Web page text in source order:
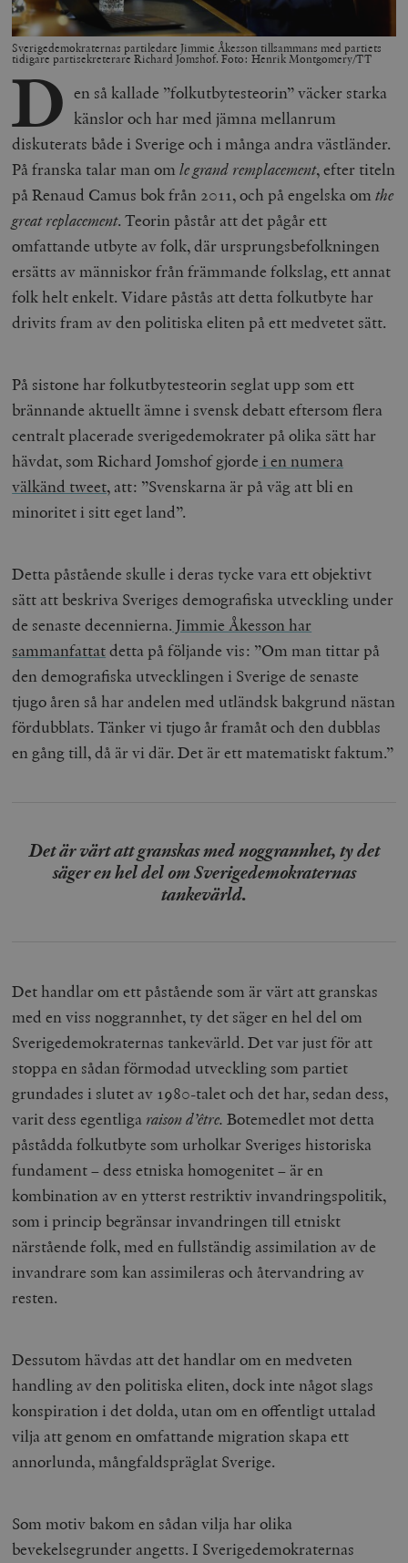
Sverigedemokraternas partiledare Jimmie Åkesson tillsammans med partiets
tidigare partisekreterare Richard Jomshof. Foto: Henrik Montgomery/TT
D en så kallade ”folkutbytesteorin” väcker starka
känslor och har med jämna mellanrum
diskuterats både i Sverige och i många andra västländer.
På franska talar man omle grand remplacement, efter titeln
på Renaud Camus bok från 2011, och på engelska omthe
great replacement. Teorin påstår att det pågår ett
omfattande utbyte av folk, där ursprungsbefolkningen
ersätts av människor från främmande folkslag, ett annat
folk helt enkelt. Vidare påstås att detta folkutbyte har
drivits fram av den politiska eliten på ett medvetet sätt.
På sistone har folkutbytesteorin seglat upp som ett
brännande aktuellt ämne i svensk debatt eftersom flera
centralt placerade sverigedemokrater på olika sätt har
hävdat, som Richard Jomshof gjorde i en numera
välkänd tweet, att: ”Svenskarna är på väg att bli en
minoritet i sitt eget land”.
Detta påstående skulle i deras tycke vara ett objektivt
sätt att beskriva Sveriges demografiska utveckling under
de senaste decennierna. Jimmie Åkesson har
sammanfattatdetta på följande vis: ”Om man tittar på
den demografiska utvecklingen i Sverige de senaste
tjugo åren så har andelen med utländsk bakgrund nästan
fördubblats. Tänker vi tjugo år framåt och den dubblas
en gång till, då är vi där. Det är ett matematiskt faktum.”
Det är värt att granskas med noggrannhet, ty det
säger en hel del om Sverigedemokraternas
tankevärld.
Det handlar om ett påstående som är värt att granskas
med en viss noggrannhet, ty det säger en hel del om
Sverigedemokraternas tankevärld. Det var just för att
stoppa en sådan förmodad utveckling som partiet
grundades i slutet av 1980-talet och det har, sedan dess,
varit dess egentliga raison d’être.Botemedlet mot detta
påstådda folkutbyte som urholkar Sveriges historiska
fundament – dess etniska homogenitet – är en
kombination av en ytterst restriktiv invandringspolitik,
som i princip begränsar invandringen till etniskt
närstående folk, med en fullständig assimilation av de
invandrare som kan assimileras och återvandring av
resten.
Dessutom hävdas att det handlar om en medveten
handling av den politiska eliten, dock inte något slags
konspiration i det dolda, utan om en offentligt uttalad
vilja att genom en omfattande migration skapa ett
annorlunda, mångfaldspräglat Sverige.
Som motiv bakom en sådan vilja har olika
bevekelsegrunder angetts. I Sverigedemokraternas